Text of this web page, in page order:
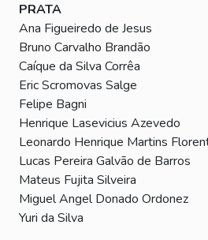
PRATA
Ana Figueiredo de Jesus
Bruno Carvalho Brandão
Caíque da Silva Corrêa
Eric Scromovas Salge
Felipe Bagni
Henrique Lasevicius Azevedo
Leonardo Henrique Martins
Lucas Pereira Galvão de Barros
Mateus Fujita Silveira
Miguel Angel Donado Ordonez
Yuri da Silva